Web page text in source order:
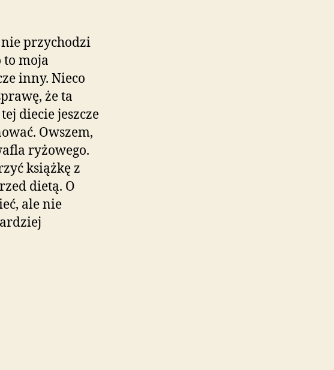
przychodzi
to moja
inny. Nieco
że ta
diecie jeszcze
Owszem,
ryżowego.
książkę z
dietą. O
ale nie